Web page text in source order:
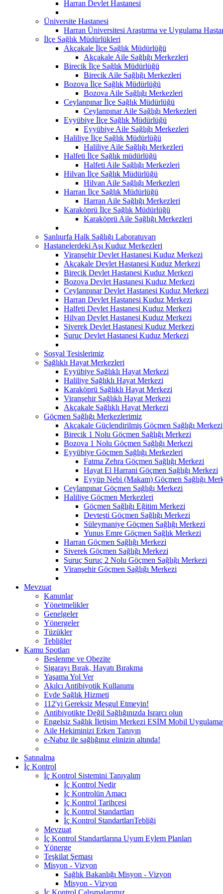
Harran Devlet Hastanesi
Üniversite Hastanesi
Harran Üniversitesi Araştırma ve Uygulama
İlçe Sağlık Müdürlükleri
Akçakale İlçe Sağlık Müdürlüğü
Akçakale Aile Sağlığı Merkezleri
Birecik İlçe Sağlık Müdürlüğü
Birecik Aile Sağlığı Merkezleri
Bozova İlçe Sağlık Müdürlüğü
Bozova Aile Sağlığı Merkezleri
Ceylanpınar İlçe Sağlık Müdürlüğü
Ceylanpınar Aile Sağlığı Merkezleri
Eyyübiye İlçe Sağlık Müdürlüğü
Eyyübiye Aile Sağlığı Merkezleri
Haliliye İlçe Sağlık Müdürlüğü
Haliliye Aile Sağlığı Merkezleri
Halfeti İlçe Sağlık müdürlüğü
Halfeti Aile Sağlığı Merkezleri
Hilvan İlçe Sağlık Müdürlüğü
Hilvan Aile Sağlığı Merkezleri
Harran İlçe Sağlık Müdürlüğü
Harran Aile Sağlığı Merkezleri
Karaköprü İlçe Sağlık Müdürlüğü
Karaköprü Aile Sağlığı Merkezleri
Şanlıurfa Halk Sağlığı Laboratuvarı
Hastanelerdeki Aşı Kuduz Merkezleri
Viranşehir Devlet Hastanesi Kuduz Merkezi
Akçakale Devlet Hastanesi Kuduz Merkezi
Birecik Devlet Hastanesi Kuduz Merkezi
Bozova Devlet Hastanesi Kuduz Merkezi
Ceylanpınar Devlet Hastanesi Kuduz Merkezi
Harran Devlet Hastanesi Kuduz Merkezi
Halfeti Devlet Hastanesi Kuduz Merkezi
Hilvan Devlet Hastanesi Kuduz Merkezi
Siverek Devlet Hastanesi Kuduz Merkezi
Suruç Devlet Hastanesi Kuduz Merkezi
Sosyal Tesislerimiz
Sağlıklı Hayat Merkezleri
Eyyübiye Sağlıklı Hayat Merkezi
Haliliye Sağlıklı Hayat Merkezi
Karaköprü Sağlıklı Hayat Merkezi
Viranşehir Sağlıklı Hayat Merkezi
Akçakale Sağlıklı Hayat Merkezi
Göçmen Sağlığı Merkezlerimiz
Akçakale Güçlendirilmiş Göçmen Sağlığı Merkezi
Birecik 1 Nolu Göçmen Sağlığı Merkezi
Bozova 1 Nolu Göçmen Sağlığı Merkezi
Eyyübiye Göçmen Sağlığı Merkezleri
Fatma Zehra Göçmen Sağlığı Merkezi
Hayat El Harrani Göçmen Sağlığı Merkezi
Eyyüp Nebi (Makam) Göçmen Sağlığı
Ceylanpınar Göçmen Sağlığı Merkezi
Haliliye Göçmen Merkezleri
Göçmen Sağlığı Eğitim Merkezi
Devteşti Göçmen Sağlığı Merkezi
Süleymaniye Göçmen Sağlığı Merkezi
Yunus Emre Göçmen Sağlık Merkezi
Harran Göçmen Sağlığı Merkezi
Siverek Göçmen Sağlığı Merkezi
Suruç Suruç 2 Nolu Göçmen Sağlığı Merkezi
Viranşehir Göçmen Sağlığı Merkezi
Mevzuat
Kanunlar
Yönetmelikler
Genelgeler
Yönergeler
Tüzükler
Tebliğler
Kamu Spotları
Beslenme ve Obezite
Sigarayı Bırak, Hayatı Bırakma
Yaşama Yol Ver
Akılcı Antibiyotik Kullanımı
Evde Sağlık Hizmeti
112'yi Gereksiz Meşgul Etmeyin!
Antibiyotikte Değil Sağlığınızda Israrcı olun
Engelsiz Sağlık İletişim Merkezi ESİM Mobil
Aile Hekiminizi Erken Tanıyın
e-Nabız ile sağlığınız elinizin altında!
Satınalma
İç Kontrol
İç Kontrol Sistemini Tanıyalım
İç Kontrol Nedir
İç Kontrolün Amacı
İç Kontrol Tarihçesi
İç Kontrol Standartları
İç Kontrol StandartlarıTebliği
Mevzuat
İç Kontrol Standartlarına Uyum Eylem Planları
Yönerge
Teşkilat Şeması
Misyon - Vizyon
Sağlık Bakanlığı Misyon - Vizyon
Misyon - Vizyon
İç Kontrol Çalışmalarımız